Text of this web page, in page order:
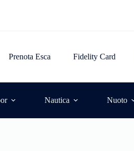
Prenota Esca Fidelity Card
Nautica Nuoto